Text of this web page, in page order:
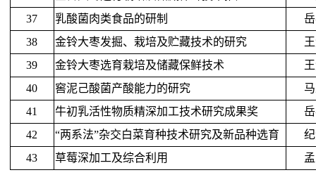
37
乳酸菌肉类食品的研制
38
金铃大枣发掘、栽培及贮藏技术的研究
39 金铃大枣选育栽培及储藏保鲜技术
40
窖泥己酸菌产酸能力的研究
41
牛初乳活性物质精深加工技术研究成果奖
42
“两系法”杂交白菜育种技术研究及新品种选育
43
草莓深加工及综合利用